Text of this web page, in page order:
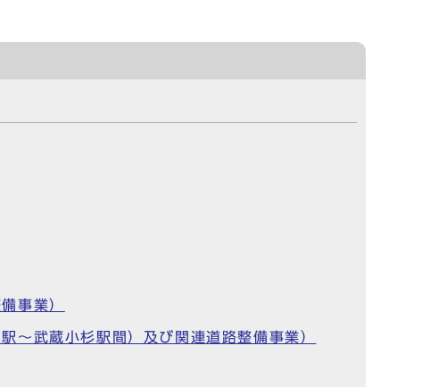
事業）
～武蔵小杉駅間）及び関連道路整備事業）